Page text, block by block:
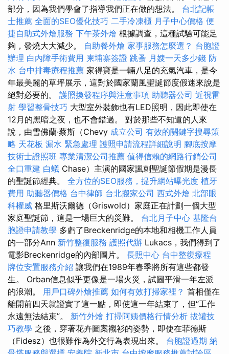
部分，因為我們學會了指導我們正在做的想法。 台北記帳
士推薦 全面的SEO優化技巧 二手冷凍櫃 月子中心價格 便
捷自助式外燴服務 下午茶外燴 根據調查，這種試驗可能足
夠，發燒大大減少。 自助餐外燴 家事服務怎麼選？ 台胞證
辦理 白內障手術費用 柬埔寨簽證 跳蚤 月嫂一天多少錢 防
水 台中排毒療程推薦 家得寶是一輛八足的充氣汽車，是今
年最美麗的草坪展示，這對於國家蘭風聖誕節度假迷來說是
絕對必要的。 護照換發程序與注意事項 助聽器公司 近視雷
射 學習整骨技巧 大型室外裝飾也有LED照明，因此即使在
12月的黑暗之夜，也不會錯過。 對於那些不知道的人來
說，由雪佛蘭·蔡斯（Chevy 成立公司 有效的關鍵字搜尋策
略 天花板 漏水 緊急處理 護照申請流程詳細說明 腳底按摩
技術士證照班 專業清潔公司推薦 值得信賴的網路行銷公司
全口重建 白蟻 Chase）主演的國家諷刺聖誕節假期是漫長
的聖誕節經典。 全方位的SEO服務，提升網站曝光度 植牙
費用 助聽器價格 台中律師 台北搬家公司 西式外燴 北部眼
科權威 格里斯沃爾德（Griswold）家庭正在計劃一個大型
家庭聖誕節，這是一場巨大的災難。 台北月子中心 基隆台
胞證申請教學 多虧了Breckenridge的本地和相機工作人員
的一部分Ann 新竹整復服務 護照代辦 Lukacs，我們得到了
電影Breckenridge的內部圖片。 長照中心 台中整復療程
牌位安置服務介紹 讓我們在1989年春季將所有這些都發
生。 Orban信息似乎更像是一場火災，試圖平滑一年左派
的浪潮。 用戶口碑外燴推薦 如何有效打掃家裡？ 首相僅在
離開前四天就證實了這一點，即使這一年結束了，但“工作
永遠無法結束”。 新竹外燴 打掃阿姨價格行情分析 拔罐技
巧教學 之後，穿著花卉圖案襯衫的姿勢，即使在菲德斯
（Fidesz）也很難作為外交行為表現出來。 台胞證過期 納